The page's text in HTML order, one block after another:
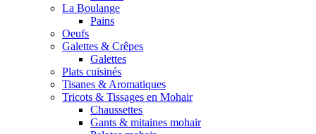
La Boulange
Pains
Oeufs
Galettes & Crêpes
Galettes
Plats cuisinés
Tisanes & Aromatiques
Tricots & Tissages en Mohair
Chaussettes
Gants & mitaines mohair